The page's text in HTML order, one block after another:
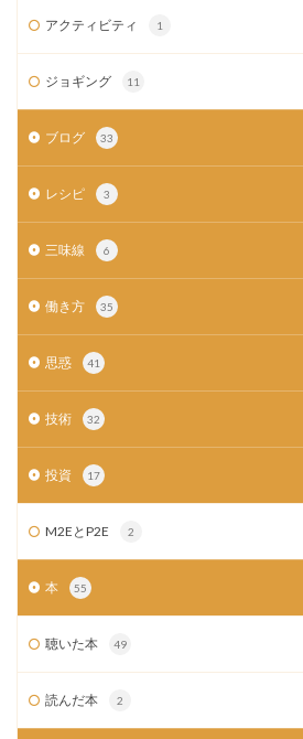
アクティビティ 1
ジョギング 11
ブログ 33
レシピ 3
三味線 6
働き方 35
思惑 41
技術 32
投資 17
M2EとP2E 2
本 55
聴いた本 49
読んだ本 2